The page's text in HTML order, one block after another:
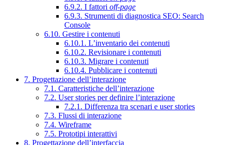
6.9.2. I fattori off-page
6.9.3. Strumenti di diagnostica SEO: Search
Console
6.10. Gestire i contenuti
6.10.1. L’inventario dei contenuti
6.10.2. Revisionare i contenuti
6.10.3. Migrare i contenuti
6.10.4. Pubblicare i contenuti
7. Progettazione dell’interazione
7.1. Caratteristiche dell’interazione
7.2. User stories per definire l’interazione
7.2.1. Differenza tra scenari e user stories
7.3. Flussi di interazione
7.4. Wireframe
7.5. Prototipi interattivi
8. Progettazione dell’interfaccia